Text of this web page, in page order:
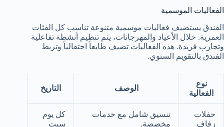
الفعاليات الموسمية
الفندق يستضيف فعاليات موسمية متنوعة تناسب كل الفئات
العمرية. خلال الأعياد والمهرجانات، يتم تنظيم أنشطة تفاعلية
وتجارب فريدة. هذه الفعاليات تضيف طابعاً احتفالياً وتربط
الفندق بالتقويم السنوي.
نوع
الفعالية
الوصف التاريخ
حفلات
زفاف
تنسيق شامل مع خدمات
مخصصة.
كل يوم
سبت